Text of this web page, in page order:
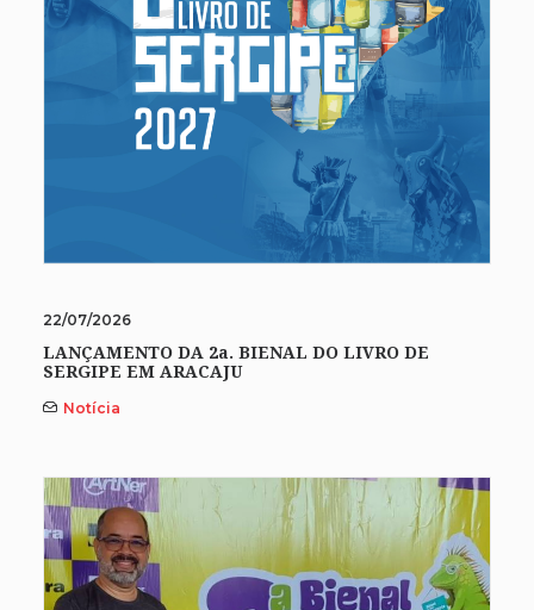
22/07/2026
LANÇAMENTO DA 2a. BIENAL DO LIVRO DE
SERGIPE EM ARACAJU
Notícia